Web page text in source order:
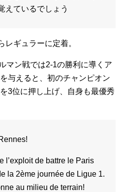
えているでしょう
レギュラーに定着。
マン戦では2-1の勝利に導くア
与えると、初のチャンピオン
3位に押し上げ、自身も最優秀
l’exploit de battre le Paris
la 2ème journée de Ligue 1.
au milieu de terrain!